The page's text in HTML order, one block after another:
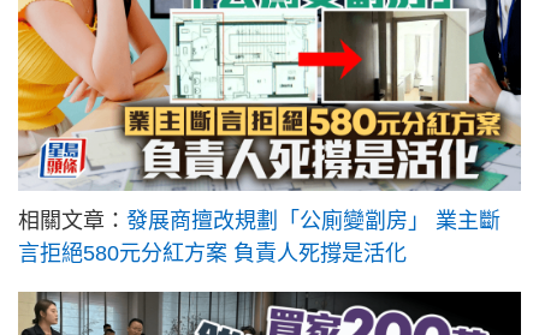
相關文章： 發展商擅改規劃「公廁變劏房」 業主斷
言拒絕580元分紅方案 負責人死撐是活化